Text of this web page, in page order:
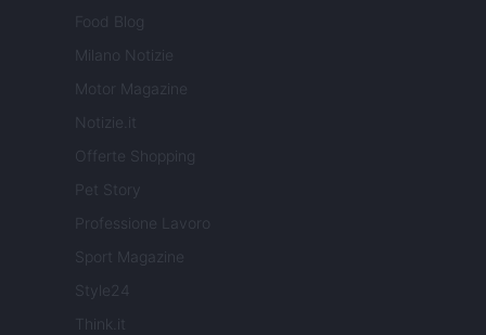
Food Blog
Milano Notizie
Motor Magazine
Notizie.it
Offerte Shopping
Pet Story
Professione Lavoro
Sport Magazine
Style24
Think.it